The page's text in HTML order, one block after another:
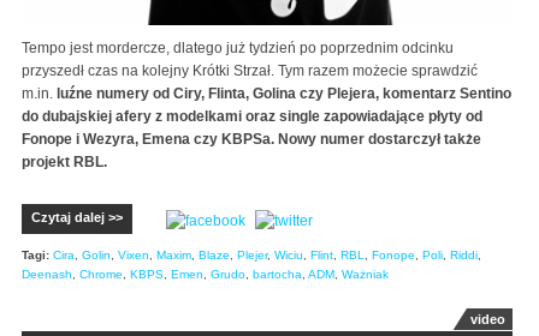
Tempo jest mordercze, dlatego już tydzień po poprzednim odcinku
przyszedł czas na kolejny Krótki Strzał. Tym razem możecie sprawdzić
m.in. luźne numery od Ciry, Flinta, Golina czy Plejera, komentarz Sentino
do dubajskiej afery z modelkami oraz single zapowiadające płyty od
Fonope i Wezyra, Emena czy KBPSa. Nowy numer dostarczył także
projekt RBL.
Czytaj dalej >>
Tagi: Cira Golin Vixen Maxim Blaze Plejer, Wiciu Flint RBL Fonope Poli Riddi
Deenash
Chrome KBPS Emen Grudo bartocha ADM Ważniak
video